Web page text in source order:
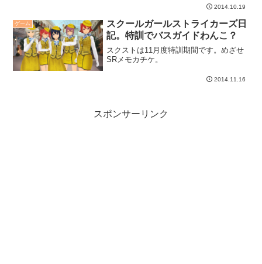
2014.10.19
ゲーム
スクールガールストライカーズ日
記。特訓でバスガイドわんこ？
スクストは11月度特訓期間です。めざせ
SRメモカチケ。
2014.11.16
スポンサーリンク